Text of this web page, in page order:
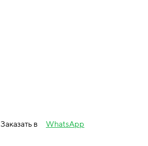
Заказать в WhatsApp